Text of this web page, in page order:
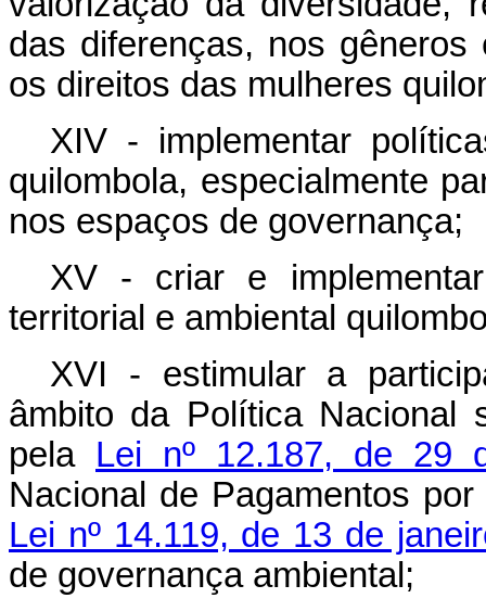
das diferenças, nos
os direitos das mulheres
XIV - implementar
quilombola, especialmente
nos espaços de governança;
XV - criar
e
implementar
territorial e ambiental
XVI - estimular a
âmbito da Política Nacional
pela Lei nº 12.187, de 29
Nacional de Pagamentos
Lei nº 14.119, de 13 de
de governança ambiental;